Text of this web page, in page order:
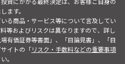
ます。
る商品・サービス等について言及してい
等およびリスクは異なりますので、詳し
有価証券等書面」、「目論見書」、「目
イトの「リスク・手数料などの重要事項
。